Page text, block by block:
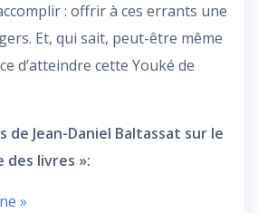
: offrir à ces errants une
Et, qui sait, peut-être même
d’atteindre cette Youké de
Jean-Daniel Baltassat sur le
des livres »:
»